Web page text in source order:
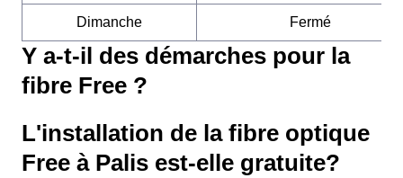
Dimanche Fermé
Y a-t-il des démarches pour la
fibre Free ?
L'installation de la fibre optique
Free à Palis est-elle gratuite?